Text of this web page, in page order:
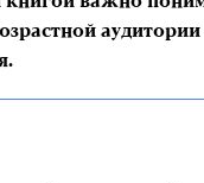
аудитории